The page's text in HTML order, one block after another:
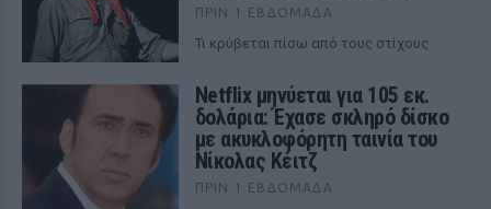
ΠΡΙΝ 1 ΕΒΔΟΜΆΔΑ
Τι κρύβεται πίσω από τους στίχους
Netflix μηνύεται για 105 εκ.
δολάρια: Έχασε σκληρό δίσκο
με ακυκλοφόρητη ταινία του
Νίκολας Κέιτζ
ΠΡΙΝ 1 ΕΒΔΟΜΆΔΑ